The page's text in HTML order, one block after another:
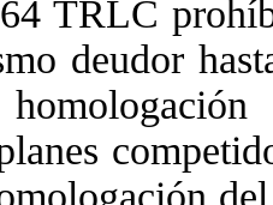
TRLC
deudor